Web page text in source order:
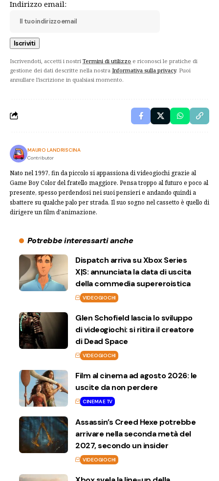
Indirizzo email:
Iscrivendoti, accetti i nostri Termini di utilizzo e riconosci le pratiche di
gestione dei dati descritte nella nostra Informativa sulla privacy. Puoi
annullare l'iscrizione in qualsiasi momento.
MAURO LANDRISCINA
Contributor
Nato nel 1997, fin da piccolo si appassiona di videogiochi grazie al
Game Boy Color del fratello maggiore. Pensa troppo al futuro e poco al
presente, spesso perdendosi nei suoi pensieri e andando quindi a
sbattere su qualche palo per strada. Il suo sogno nel cassetto è quello di
dirigere un film d'animazione.
Potrebbe interessarti anche
Dispatch arriva su Xbox Series
X|S: annunciata la data di uscita
della commedia supereroistica
VIDEOGIOCHI
Glen Schofield lascia lo sviluppo
di videogiochi: si ritira il creatore
di Dead Space
VIDEOGIOCHI
Film al cinema ad agosto 2026: le
uscite da non perdere
CINEMA E TV
Assassin’s Creed Hexe potrebbe
arrivare nella seconda metà del
2027, secondo un insider
VIDEOGIOCHI